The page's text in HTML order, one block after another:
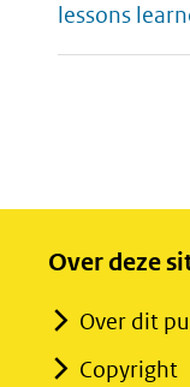
lessons
Over deze
Over dit
Copyright